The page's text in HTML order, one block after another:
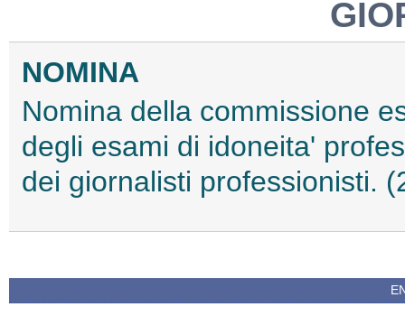
NOMINA
Nomina della commissione
degli esami di idoneita'
dei giornalisti professionisti.